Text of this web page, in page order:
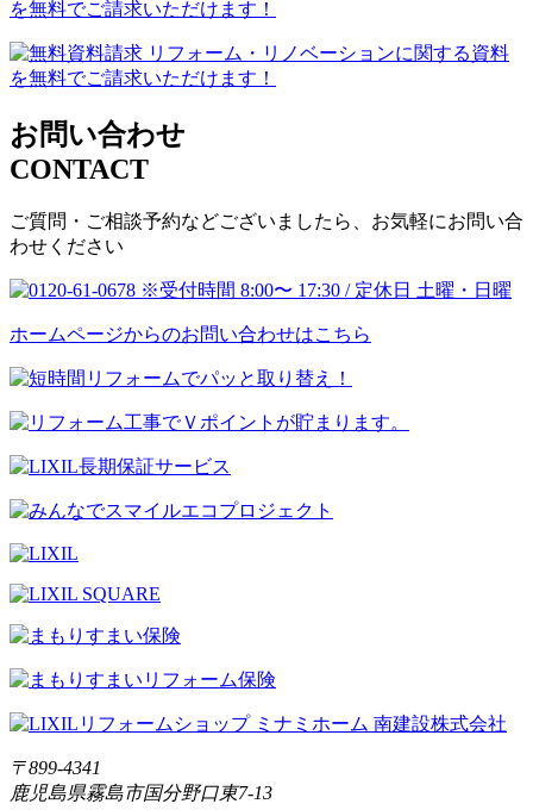
お問い合わせ
CONTACT
ご質問・ご相談予約などございましたら、お気軽にお問い合
わせください
ホームページからのお問い合わせはこちら
〒899-4341
鹿児島県霧島市国分野口東7-13